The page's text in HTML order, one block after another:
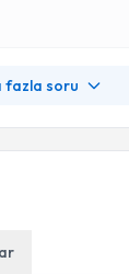
fazla soru